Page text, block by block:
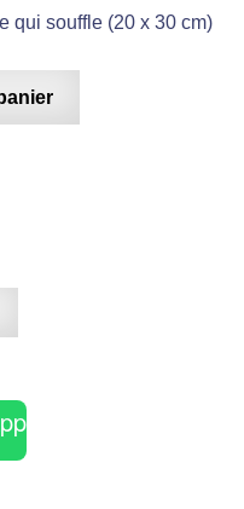
qui souffle (20 x 30 cm)